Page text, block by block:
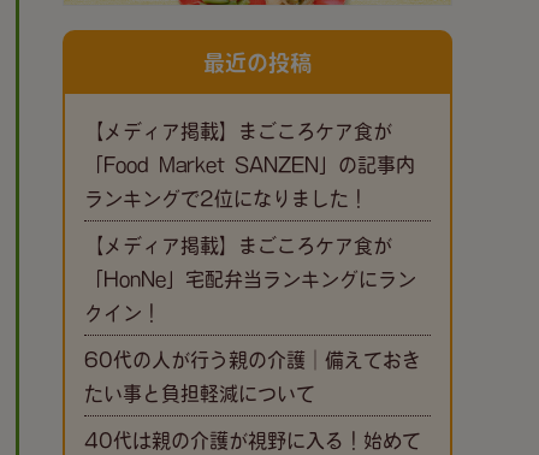
最近の投稿
【メディア掲載】まごころケア食が
「Food Market SANZEN」の記事内
ランキングで2位になりました！
【メディア掲載】まごころケア食が
「HonNe」宅配弁当ランキングにラン
クイン！
60代の人が行う親の介護｜備えておき
たい事と負担軽減について
40代は親の介護が視野に入る！始めて